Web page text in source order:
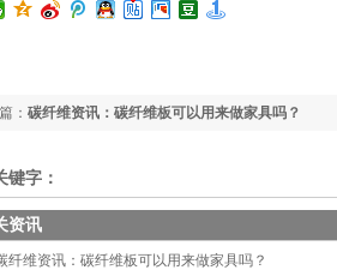
： 碳纤维资讯：碳纤维板可以用来做家具吗？
键字：
资讯
纤维资讯：碳纤维板可以用来做家具吗？